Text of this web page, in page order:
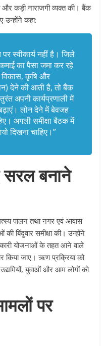
और कड़ी नाराजगी व्यक्त की। बैंक
कहा:
स्वीकार्य नहीं है। जिले
का पैसा जमा कर रहे
कृषि और
देने की आती है, तो बैंक
अपनी कार्यप्रणाली में
लोन देने में बेवजह
अगली समीक्षा बैठक में
दिखना चाहिए।”
बनाने
पालन तथा नगर एवं आवास
बिंदुवार समीक्षा की। उन्होंने
योजनाओं के तहत आने वाले
किया जाए। ऋण प्रक्रिया को
युवाओं और आम लोगों को
पर